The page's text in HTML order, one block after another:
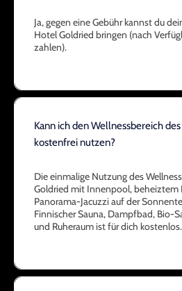
Ja, gegen eine Gebühr kannst du
Hotel Goldried bringen (nach
zahlen).
Kann ich den Wellnessbereich
kostenfrei nutzen?
Die einmalige Nutzung des
Goldried mit Innenpool,
Panorama-Jacuzzi auf der
Finnischer Sauna, Dampfbad, Bio-
und Ruheraum ist für dich kostenlos.